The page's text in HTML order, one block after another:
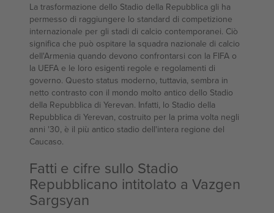
La trasformazione dello Stadio della Repubblica gli ha
permesso di raggiungere lo standard di competizione
internazionale per gli stadi di calcio contemporanei. Ciò
significa che può ospitare la squadra nazionale di calcio
dell'Armenia quando devono confrontarsi con la FIFA o
la UEFA e le loro esigenti regole e regolamenti di
governo. Questo status moderno, tuttavia, sembra in
netto contrasto con il mondo molto antico dello Stadio
della Repubblica di Yerevan. Infatti, lo Stadio della
Repubblica di Yerevan, costruito per la prima volta negli
anni '30, è il più antico stadio dell'intera regione del
Caucaso.
Fatti e cifre sullo Stadio
Repubblicano intitolato a Vazgen
Sargsyan